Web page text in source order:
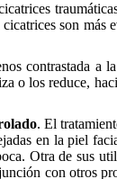
son más
contrastada a
o los reduce,
. El
en la piel
Otra de sus
con otros